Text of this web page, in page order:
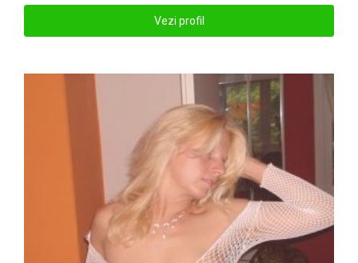
Vezi profil